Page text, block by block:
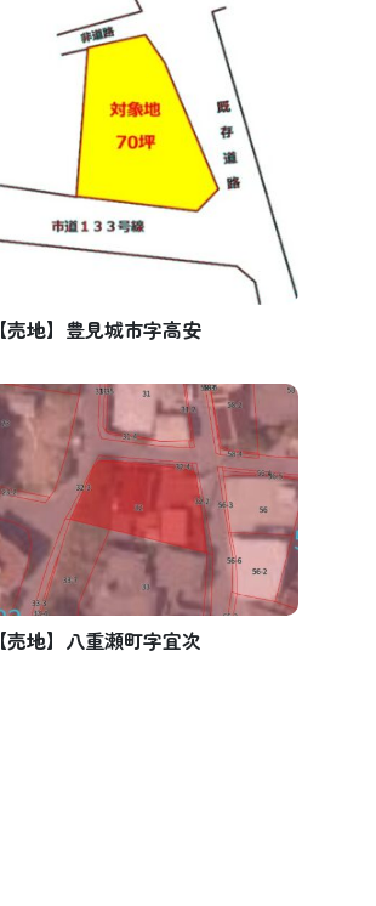
【売地】豊見城市字高安
【売地】八重瀬町字宜次